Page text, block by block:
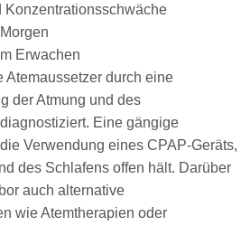
Konzentrationsschwäche
Erwachen
Atemaussetzer durch eine
der Atmung und des
Eine gängige
Verwendung eines CPAP-Geräts,
des Schlafens offen hält. Darüber
auch alternative
wie Atemtherapien oder